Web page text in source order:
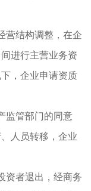
结构调整，在企
进行主营业务资
，企业申请资质
管部门的同意
人员转移，企业
者退出，经商务